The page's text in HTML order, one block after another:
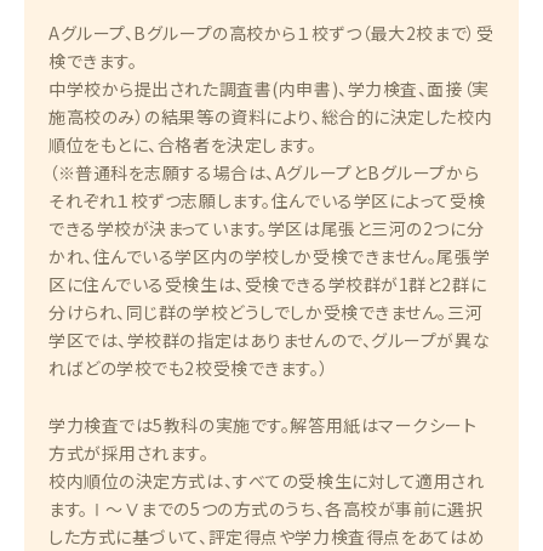
Aグループ、Bグループの高校から１校ずつ（最大2校まで）受
検できます。
中学校から提出された調査書(内申書)、学力検査、面接（実
施高校のみ）の結果等の資料により、総合的に決定した校内
順位をもとに、合格者を決定します。
（※普通科を志願する場合は、AグループとBグループから
それぞれ１校ずつ志願します。住んでいる学区によって受検
できる学校が決まっています。学区は尾張と三河の2つに分
かれ、住んでいる学区内の学校しか受検できません。尾張学
区に住んでいる受検生は、受検できる学校群が1群と2群に
分けられ、同じ群の学校どうしでしか受検できません。三河
学区では、学校群の指定はありませんので、グループが異な
ればどの学校でも2校受検できます。）
学力検査では5教科の実施です。解答用紙はマークシート
方式が採用されます。
校内順位の決定方式は、すべての受検生に対して適用され
ます。Ⅰ～Ⅴまでの5つの方式のうち、各高校が事前に選択
した方式に基づいて、評定得点や学力検査得点をあてはめ